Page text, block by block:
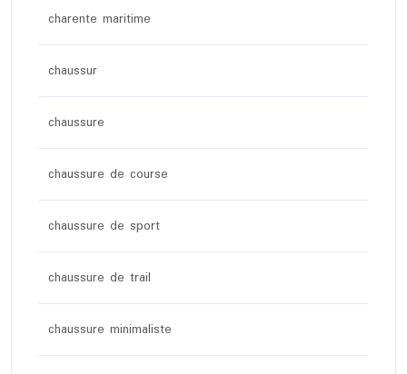
charente maritime
chaussur
chaussure
chaussure de course
chaussure de sport
chaussure de trail
chaussure minimaliste